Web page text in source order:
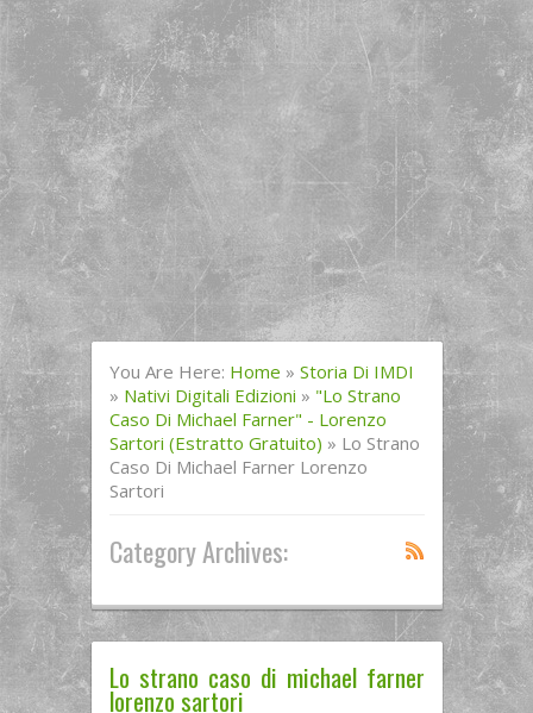
You Are Here: Home » Storia Di IMDI
» Nativi Digitali Edizioni » "Lo Strano
Caso Di Michael Farner" - Lorenzo
Sartori (Estratto Gratuito) » Lo Strano
Caso Di Michael Farner Lorenzo
Sartori
Category Archives:
Lo strano caso di michael farner
lorenzo sartori